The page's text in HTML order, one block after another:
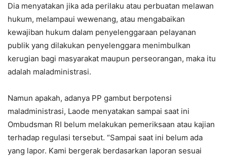
Dia menyatakan jika ada perilaku atau perbuatan melawan
hukum, melampaui wewenang, atau mengabaikan
kewajiban hukum dalam penyelenggaraan pelayanan
publik yang dilakukan penyelenggara menimbulkan
kerugian bagi masyarakat maupun perseorangan, maka itu
adalah maladministrasi.
Namun apakah, adanya PP gambut berpotensi
maladministrasi, Laode menyatakan sampai saat ini
Ombudsman RI belum melakukan pemeriksaan atau kajian
terhadap regulasi tersebut. “Sampai saat ini belum ada
yang lapor. Kami bergerak berdasarkan laporan sesuai